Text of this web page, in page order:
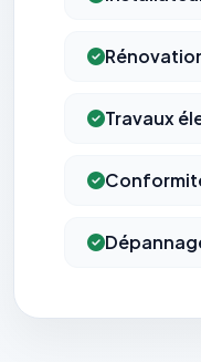
Travaux